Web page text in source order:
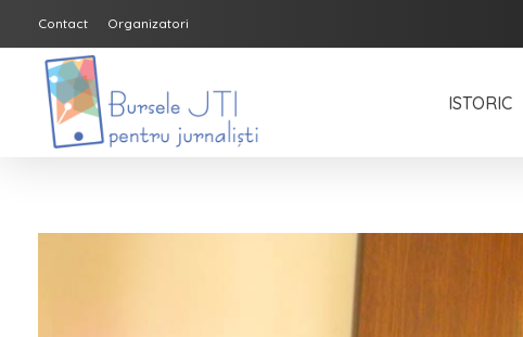
Contact Organizatori
ISTORIC